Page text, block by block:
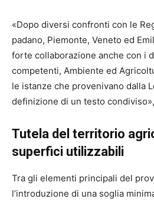
«Dopo diversi confronti con le
padano, Piemonte, Veneto ed
forte collaborazione anche con i
competenti, Ambiente ed
le istanze che provenivano dalla
definizione di un testo
Tutela del territorio
superfici utilizzabili
Tra gli elementi principali del
l’introduzione di una soglia